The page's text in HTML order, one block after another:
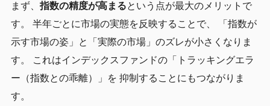
まず、 指数の精度が高まるという点が最大のメリットで
す。 半年ごとに市場の実態を反映することで、 「指数が
示す市場の姿」と「実際の市場」のズレが小さくなりま
す。 これはインデックスファンドの「トラッキングエラ
ー（指数との乖離）」を 抑制することにもつながりま
す。